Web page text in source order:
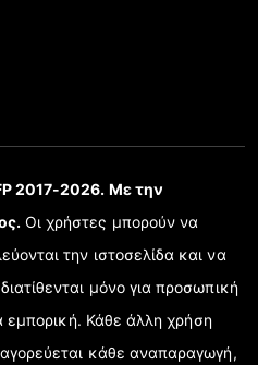
2017-2026. Με την
Οι χρήστες μπορούν να
την ιστοσελίδα και να
μόνο για προσωπική
εμπορική. Κάθε άλλη χρήση
κάθε αναπαραγωγή,